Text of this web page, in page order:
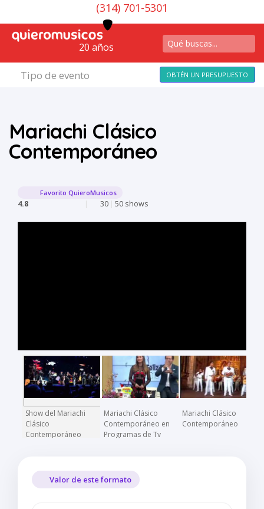
(314) 701-5301
20 años
Tipo de evento OBTÉN UN PRESUPUESTO
Mariachi Clásico
Contemporáneo
Favorito QuieroMusicos
4.8 | 30 | 50 shows
Show del Mariachi
Clásico
Contemporáneo
Mariachi Clásico
Contemporáneo en
Programas de Tv
Mariachi Clásico
Contemporáneo
Valor de este formato